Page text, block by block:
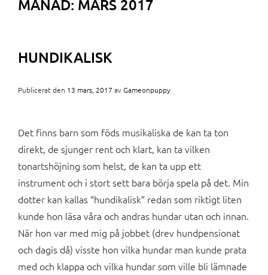
MÅNAD: MARS 2017
HUNDIKALISK
Publicerat den 13 mars, 2017 avGameonpuppy
Det finns barn som föds musikaliska de kan ta ton
direkt, de sjunger rent och klart, kan ta vilken
tonartshöjning som helst, de kan ta upp ett
instrument och i stort sett bara börja spela på det. Min
dotter kan kallas “hundikalisk” redan som riktigt liten
kunde hon läsa våra och andras hundar utan och innan.
När hon var med mig på jobbet (drev hundpensionat
och dagis då) visste hon vilka hundar man kunde prata
med och klappa och vilka hundar som ville bli lämnade